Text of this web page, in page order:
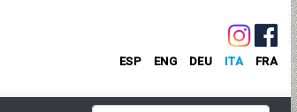
ESP ENG DEU ITA FRA